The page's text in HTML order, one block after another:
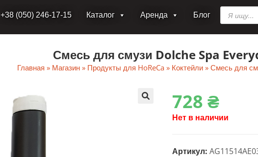
+38 (050) 246-17-15 Каталог Аренда Блог
Поиск
товаров
Смесь для смузи Dolche Spa
Главная » Магазин » Продукты для HoReCa » Коктейли » Смесь для
728₴
Нет в наличии
Артикул: